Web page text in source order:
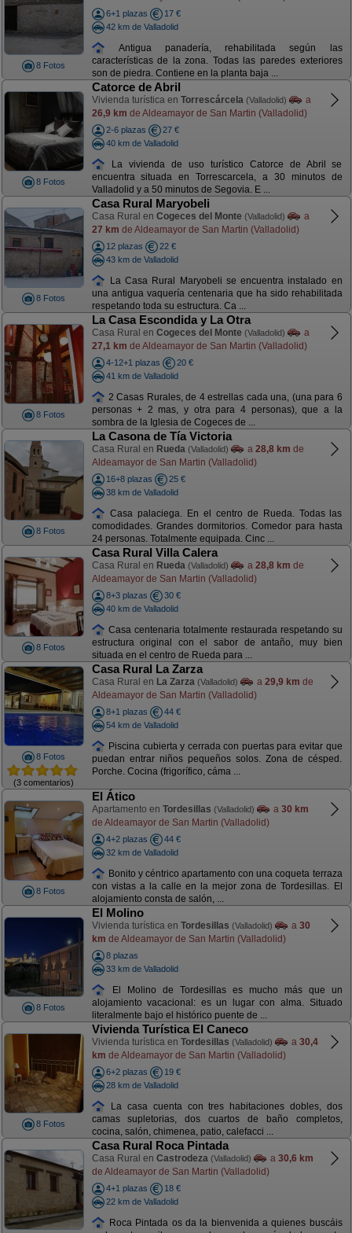
8 Fotos
6+1 plazas
17 €
42 km de Valladolid
Antigua panadería, rehabilitada según las
características de la zona. Todas las paredes exteriores
son de piedra. Contiene en la planta baja ...
8 Fotos
Catorce de Abril
Vivienda turística en Torrescárcela (Valladolid)
a
26,9 km de Aldeamayor de San Martin (Valladolid)
2-6 plazas
27 €
40 km de Valladolid
La vivienda de uso turístico Catorce de Abril se
encuentra situada en Torrescarcela, a 30 minutos de
Valladolid y a 50 minutos de Segovia. E ...
8 Fotos
Casa Rural Maryobeli
Casa Rural en Cogeces del Monte (Valladolid)
a
27 km de Aldeamayor de San Martin (Valladolid)
12 plazas
22 €
43 km de Valladolid
La Casa Rural Maryobeli se encuentra instalado en
una antigua vaquería centenaria que ha sido rehabilitada
respetando toda su estructura. Ca ...
8 Fotos
La Casa Escondida y La Otra
Casa Rural en Cogeces del Monte (Valladolid)
a
27,1 km de Aldeamayor de San Martin (Valladolid)
4-12+1 plazas
20 €
41 km de Valladolid
2 Casas Rurales, de 4 estrellas cada una, (una para 6
personas + 2 mas, y otra para 4 personas), que a la
sombra de la Iglesia de Cogeces de ...
8 Fotos
La Casona de Tía Victoria
Casa Rural en Rueda (Valladolid) a 28,8 km de
Aldeamayor de San Martin (Valladolid)
16+8 plazas
25 €
38 km de Valladolid
Casa palaciega. En el centro de Rueda. Todas las
comodidades. Grandes dormitorios. Comedor para hasta
24 personas. Totalmente equipada. Cinc ...
8 Fotos
Casa Rural Villa Calera
Casa Rural en Rueda (Valladolid) a 28,8 km de
Aldeamayor de San Martin (Valladolid)
8+3 plazas
30 €
40 km de Valladolid
Casa centenaria totalmente restaurada respetando su
estructura original con el sabor de antaño, muy bien
situada en el centro de Rueda para ...
8 Fotos
(3 comentarios)
Casa Rural La Zarza
Casa Rural en La Zarza (Valladolid) a 29,9 km de
Aldeamayor de San Martin (Valladolid)
8+1 plazas
44 €
54 km de Valladolid
Piscina cubierta y cerrada con puertas para evitar que
puedan entrar niños pequeños solos. Zona de césped.
Porche. Cocina (frigorífico, cáma ...
8 Fotos
El Ático
Apartamento en Tordesillas (Valladolid) a 30 km
de Aldeamayor de San Martin (Valladolid)
4+2 plazas
44 €
32 km de Valladolid
Bonito y céntrico apartamento con una coqueta terraza
con vistas a la calle en la mejor zona de Tordesillas. El
alojamiento consta de salón, ...
8 Fotos
El Molino
Vivienda turística en Tordesillas (Valladolid) a 30
km de Aldeamayor de San Martin (Valladolid)
8 plazas
33 km de Valladolid
El Molino de Tordesillas es mucho más que un
alojamiento vacacional: es un lugar con alma. Situado
literalmente bajo el histórico puente de ...
8 Fotos
Vivienda Turística El Caneco
Vivienda turística en Tordesillas (Valladolid) a 30,4
km de Aldeamayor de San Martin (Valladolid)
6+2 plazas
19 €
28 km de Valladolid
La casa cuenta con tres habitaciones dobles, dos
camas supletorias, dos cuartos de baño completos,
cocina, salón, chimenea, patio, calefacci ...
Casa Rural Roca Pintada
Casa Rural en Castrodeza (Valladolid) a 30,6 km
de Aldeamayor de San Martin (Valladolid)
4+1 plazas
18 €
22 km de Valladolid
Roca Pintada os da la bienvenida a quienes buscáis